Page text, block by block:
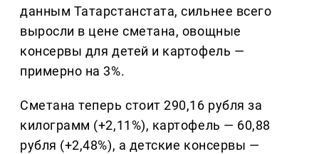
данным Татарстанстата, сильнее всего
выросли в цене сметана, овощные
консервы для детей и картофель —
примерно на 3%.
Сметана теперь стоит 290,16 рубля за
килограмм (+2,11%), картофель — 60,88
рубля (+2,48%), а детские консервы —